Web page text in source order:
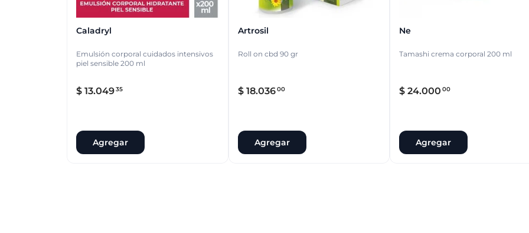
Caladryl
Emulsión corporal cuidados intensivos
piel sensible 200 ml
$ 13.04935
Agregar
Artrosil
Roll on cbd 90 gr
$ 18.03600
Agregar
Ne
Tamashi crema corporal 200 ml
$ 24.000 00
Agregar